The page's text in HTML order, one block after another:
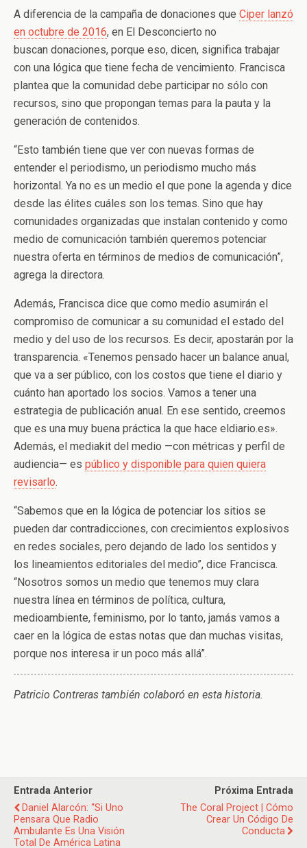
A diferencia de la campaña de donaciones que Ciper lanzó
en octubre de 2016, en El Desconcierto no
buscan donaciones, porque eso, dicen, significa trabajar
con una lógica que tiene fecha de vencimiento. Francisca
plantea que la comunidad debe participar no sólo con
recursos, sino que propongan temas para la pauta y la
generación de contenidos.
“Esto también tiene que ver con nuevas formas de
entender el periodismo, un periodismo mucho más
horizontal. Ya no es un medio el que pone la agenda y dice
desde las élites cuáles son los temas. Sino que hay
comunidades organizadas que instalan contenido y como
medio de comunicación también queremos potenciar
nuestra oferta en términos de medios de comunicación”,
agrega la directora.
Además, Francisca dice que como medio asumirán el
compromiso de comunicar a su comunidad el estado del
medio y del uso de los recursos. Es decir, apostarán por la
transparencia. «Tenemos pensado hacer un balance anual,
que va a ser público, con los costos que tiene el diario y
cuánto han aportado los socios. Vamos a tener una
estrategia de publicación anual. En ese sentido, creemos
que es una muy buena práctica la que hace eldiario.es».
Además, el mediakit del medio —con métricas y perfil de
audiencia— es público y disponible para quien quiera
revisarlo.
“Sabemos que en la lógica de potenciar los sitios se
pueden dar contradicciones, con crecimientos explosivos
en redes sociales, pero dejando de lado los sentidos y
los lineamientos editoriales del medio”, dice Francisca.
“Nosotros somos un medio que tenemos muy clara
nuestra línea en términos de política, cultura,
medioambiente, feminismo, por lo tanto, jamás vamos a
caer en la lógica de estas notas que dan muchas visitas,
porque nos interesa ir un poco más allá”.
Patricio Contreras también colaboró en esta historia.
Entrada Anterior
Daniel Alarcón: “Si Uno
Pensara Que Radio
Ambulante Es Una Visión
Total De América Latina
Próxima Entrada
The Coral Project | Cómo
Crear Un Código De
Conducta